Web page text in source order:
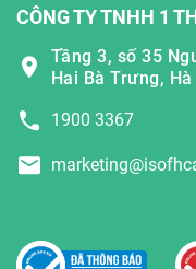
CÔNG TY TNHH 1
Tầng 3, số 35
Hai Bà Trưng, Hà
1900 3367